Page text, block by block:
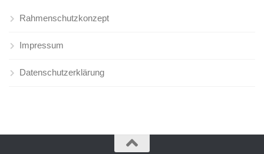
Rahmenschutzkonzept
Impressum
Datenschutzerklärung